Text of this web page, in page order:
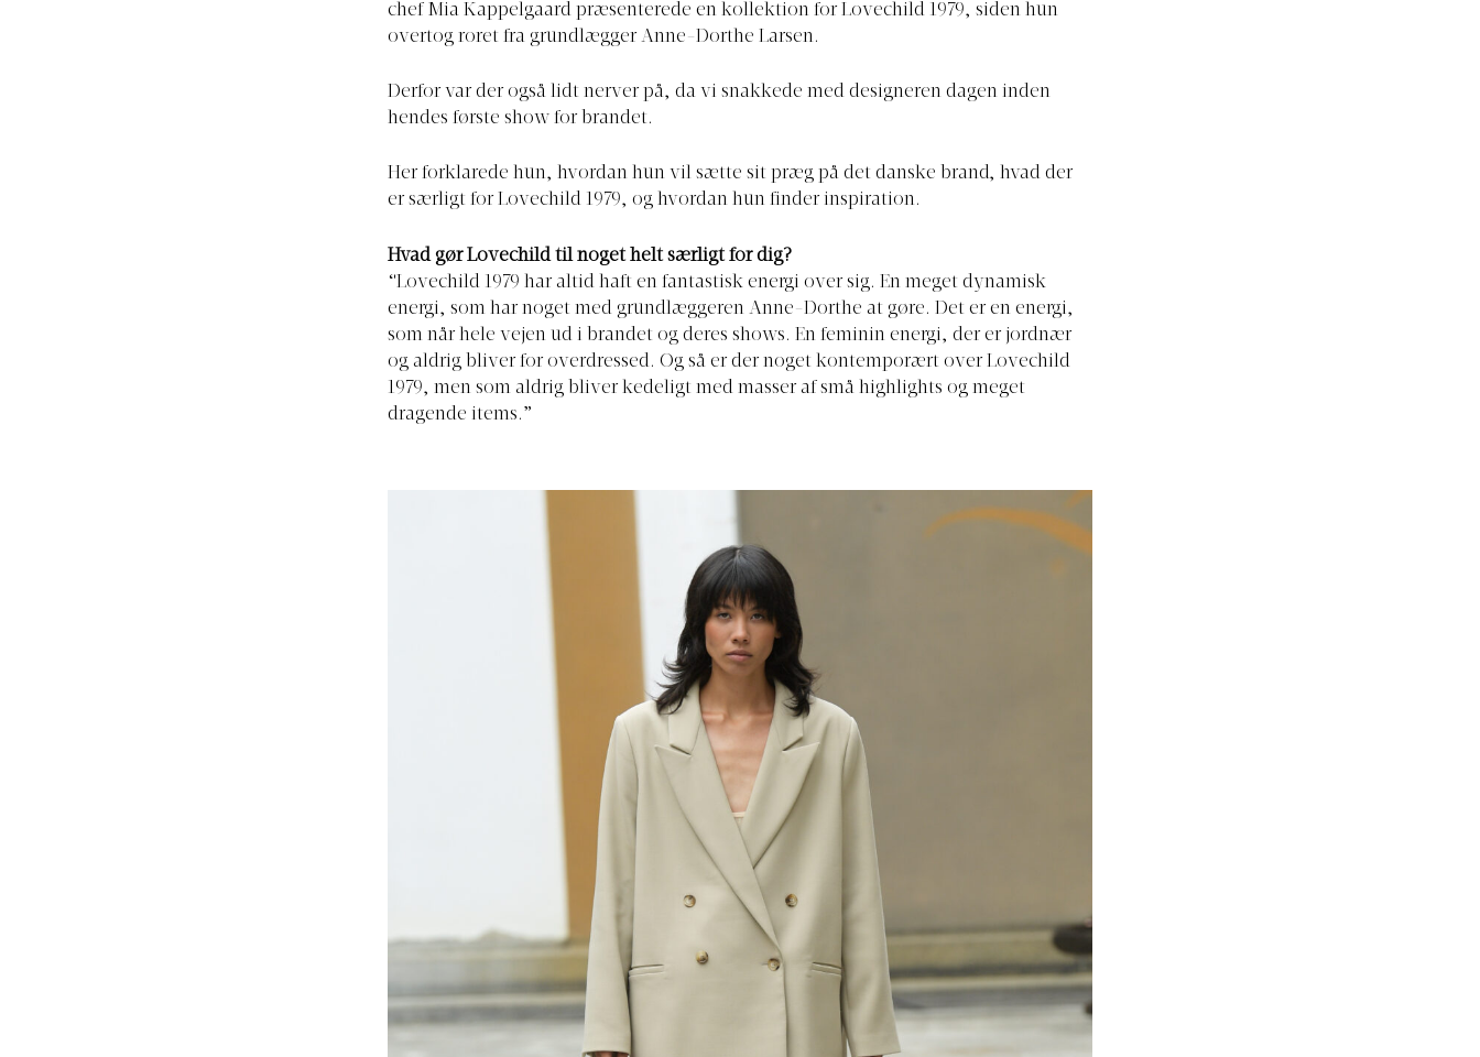
chef Mia Kappelgaard præsenterede en kollektion for Lovechild 1979, siden hun
overtog roret fra grundlægger Anne-Dorthe Larsen.
Derfor var der også lidt nerver på, da vi snakkede med designeren dagen inden
hendes første show for brandet.
Her forklarede hun, hvordan hun vil sætte sit præg på det danske brand, hvad der
er særligt for Lovechild 1979, og hvordan hun finder inspiration.
Hvad gør Lovechild til noget helt særligt for dig?
“Lovechild 1979 har altid haft en fantastisk energi over sig. En meget dynamisk
energi, som har noget med grundlæggeren Anne-Dorthe at gøre. Det er en energi,
som når hele vejen ud i brandet og deres shows. En feminin energi, der er jordnær
og aldrig bliver for overdressed. Og så er der noget kontemporært over Lovechild
1979, men som aldrig bliver kedeligt med masser af små highlights og meget
dragende items.”